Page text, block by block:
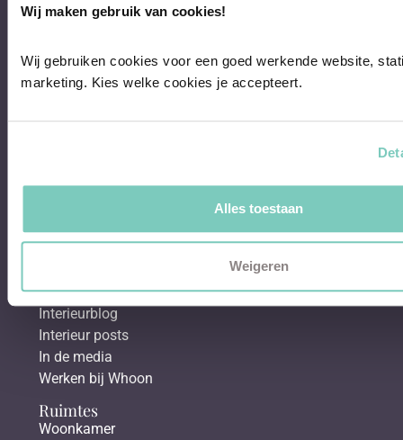
Wij maken gebruik van cookies!
Wij gebruiken cookies voor een goed werkende website,
marketing. Kies welke cookies je accepteert.
Alles toestaan
Weigeren
Behang & verf
Bestsellers
Hoekbanken
Eetkamerstoelen
Showroom
Shop the look
Interieurblog
Interieur posts
In de media
Werken bij Whoon
Ruimtes
Woonkamer